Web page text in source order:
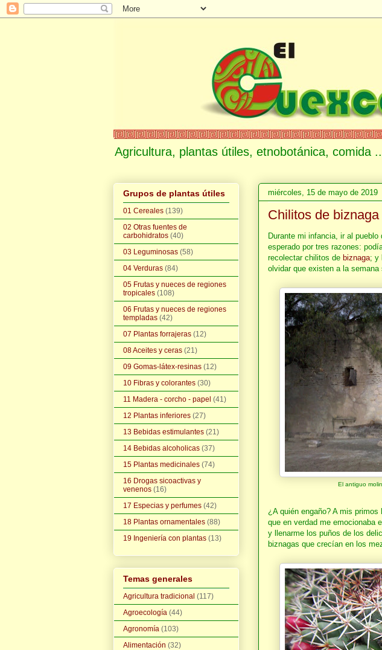
Agricultura, plantas útiles, etnobotánica, comida
miércoles, 15 de mayo de 2019
Chilitos de
Durante mi infancia, ir al
esperado por tres razones:
recolectar chilitos de biznaga; y
olvidar que existen a la semana
El antiguo
¿A quién engaño? A mis
que en verdad me emocionaba
y llenarme los puños de los
biznagas que crecían en los
Grupos de plantas útiles
01 Cereales (139)
02 Otras fuentes de
carbohidratos (40)
03 Leguminosas (58)
04 Verduras (84)
05 Frutas y nueces de regiones
tropicales (108)
06 Frutas y nueces de regiones
templadas (42)
07 Plantas forrajeras (12)
08 Aceites y ceras (21)
09 Gomas-látex-resinas (12)
10 Fibras y colorantes (30)
11 Madera - corcho - papel (41)
12 Plantas inferiores (27)
13 Bebidas estimulantes (21)
14 Bebidas alcoholicas (37)
15 Plantas medicinales (74)
16 Drogas sicoactivas y
venenos (16)
17 Especias y perfumes (42)
18 Plantas ornamentales (88)
19 Ingeniería con plantas (13)
Temas generales
Agricultura tradicional (117)
Agroecología (44)
Agronomía (103)
Alimentación (32)